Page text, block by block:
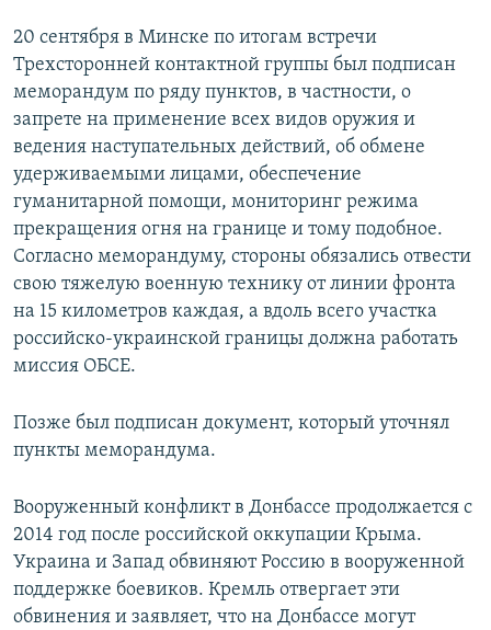
20 сентября в Минске по итогам встречи
Трехсторонней контактной группы был подписан
меморандум по ряду пунктов, в частности, о
запрете на применение всех видов оружия и
ведения наступательных действий, об обмене
удерживаемыми лицами, обеспечение
гуманитарной помощи, мониторинг режима
прекращения огня на границе и тому подобное.
Согласно меморандуму, стороны обязались отвести
свою тяжелую военную технику от линии фронта
на 15 километров каждая, а вдоль всего участка
российско-украинской границы должна работать
миссия ОБСЕ.
Позже был подписан документ, который уточнял
пункты меморандума.
Вооруженный конфликт в Донбассе продолжается с
2014 год после российской оккупации Крыма.
Украина и Запад обвиняют Россию в вооруженной
поддержке боевиков. Кремль отвергает эти
обвинения и заявляет, что на Донбассе могут